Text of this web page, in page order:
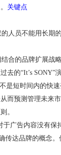
关键点
人员不能用长期
合的品牌扩展战
去的“It’s SONY”
是短时间内的快
而预测管理未来
。
广告内容没有保
传达品牌的概念。